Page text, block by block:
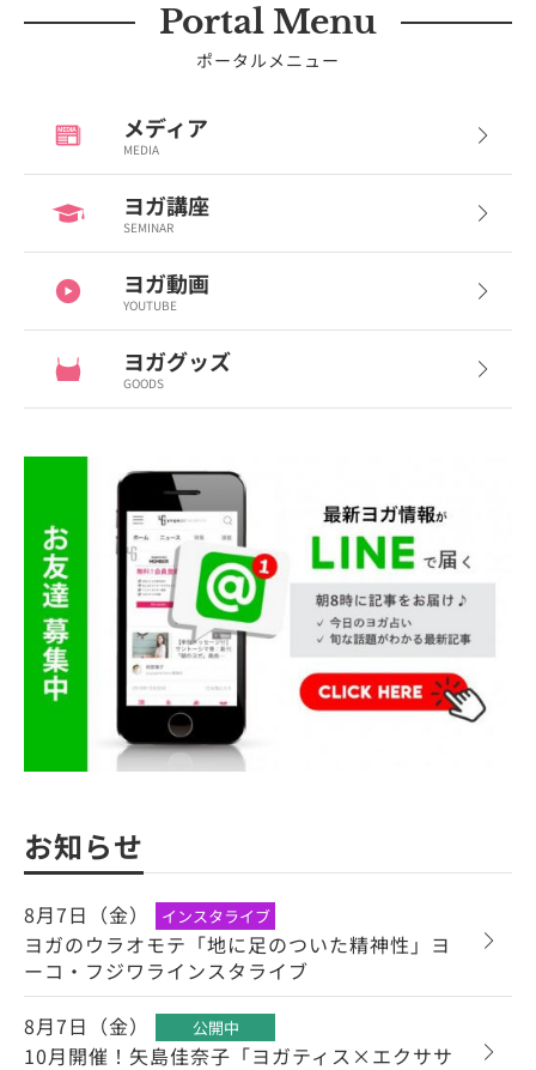
Portal Menu
ポータルメニュー
メディア
MEDIA
ヨガ講座
SEMINAR
ヨガ動画
YOUTUBE
ヨガグッズ
GOODS
お知らせ
8月7日（金） インスタライブ
ヨガのウラオモテ「地に足のついた精神性」ヨ
ーコ・フジワラインスタライブ
8月7日（金）
公開中
10月開催！矢島佳奈子「ヨガティス×エクササ